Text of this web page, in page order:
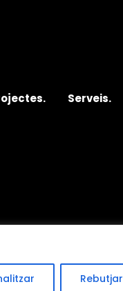
Rebutjar
Serveis.